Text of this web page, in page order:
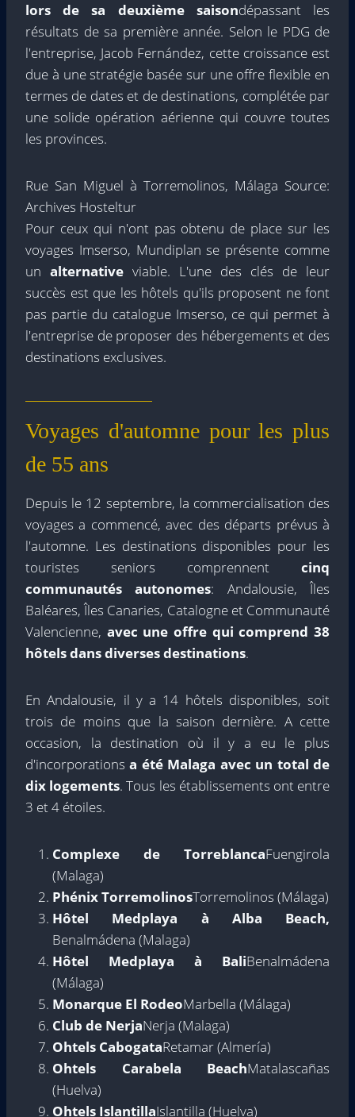
lors de sa deuxième saisondépassant les
résultats de sa première année. Selon le PDG de
l'entreprise, Jacob Fernández, cette croissance est
due à une stratégie basée sur une offre flexible en
termes de dates et de destinations, complétée par
une solide opération aérienne qui couvre toutes
les provinces.
Rue San Miguel à Torremolinos, Málaga Source:
Archives Hosteltur
Pour ceux qui n'ont pas obtenu de place sur les
voyages Imserso, Mundiplan se présente comme
un alternative viable. L'une des clés de leur
succès est que les hôtels qu'ils proposent ne font
pas partie du catalogue Imserso, ce qui permet à
l'entreprise de proposer des hébergements et des
destinations exclusives.
Voyages d'automne pour les plus
de 55 ans
Depuis le 12 septembre, la commercialisation des
voyages a commencé, avec des départs prévus à
l'automne. Les destinations disponibles pour les
touristes seniors comprennent cinq
communautés autonomes: Andalousie, Îles
Baléares, Îles Canaries, Catalogne et Communauté
Valencienne, avec une offre qui comprend 38
hôtels dans diverses destinations.
En Andalousie, il y a 14 hôtels disponibles, soit
trois de moins que la saison dernière. A cette
occasion, la destination où il y a eu le plus
d'incorporations a été Malaga avec un total de
dix logements. Tous les établissements ont entre
3 et 4 étoiles.
Complexe de TorreblancaFuengirola
(Malaga)
Phénix TorremolinosTorremolinos (Málaga)
Hôtel Medplaya à Alba Beach,
Benalmádena (Malaga)
Hôtel Medplaya à BaliBenalmádena
(Málaga)
Monarque El RodeoMarbella (Málaga)
Club de NerjaNerja (Malaga)
Ohtels CabogataRetamar (Almería)
Ohtels Carabela BeachMatalascañas
(Huelva)
Ohtels IslantillaIslantilla (Huelva)